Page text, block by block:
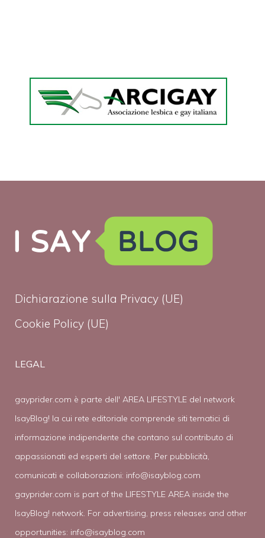
Dichiarazione sulla Privacy (UE)
Cookie Policy (UE)
LEGAL
gayprider.com è parte dell' AREA LIFESTYLE del network
IsayBlog! la cui rete editoriale comprende siti tematici di
informazione indipendente che contano sul contributo di
appassionati ed esperti del settore. Per pubblicità,
comunicati e collaborazioni: info@isayblog.com
gayprider.com is part of the LIFESTYLE AREA inside the
IsayBlog! network. For advertising, press releases and other
opportunities: info@isayblog.com